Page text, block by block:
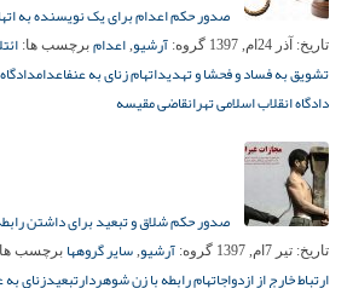
صدور حکم اعدام برای یک نویسنده به
تاریخ: آذر 24ام, 1397 گروه: آرشیو, اعدام برچسب ها:
تشویق به فساد و فحشا و تهدیداتهام زنای به عنفاعدام
دادگاه انقلاب اسلامی تهرانقاضی مقیسه
صدور حکم شلاق و تبعید برای داشتن
تاریخ: تیر 7ام, 1397 گروه: آرشیو, سایر گروهها برچسب
ارتباط خارج از ازدواجاتهام رابطه با زن شوهردارتبعیدزنای به